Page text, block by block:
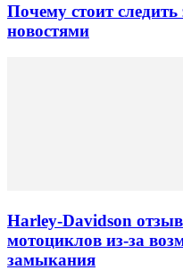
Почему стоит
новостями
Harley-Davidson
мотоциклов из-за
замыкания